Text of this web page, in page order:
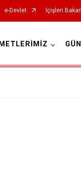
e-Devlet İçişleri